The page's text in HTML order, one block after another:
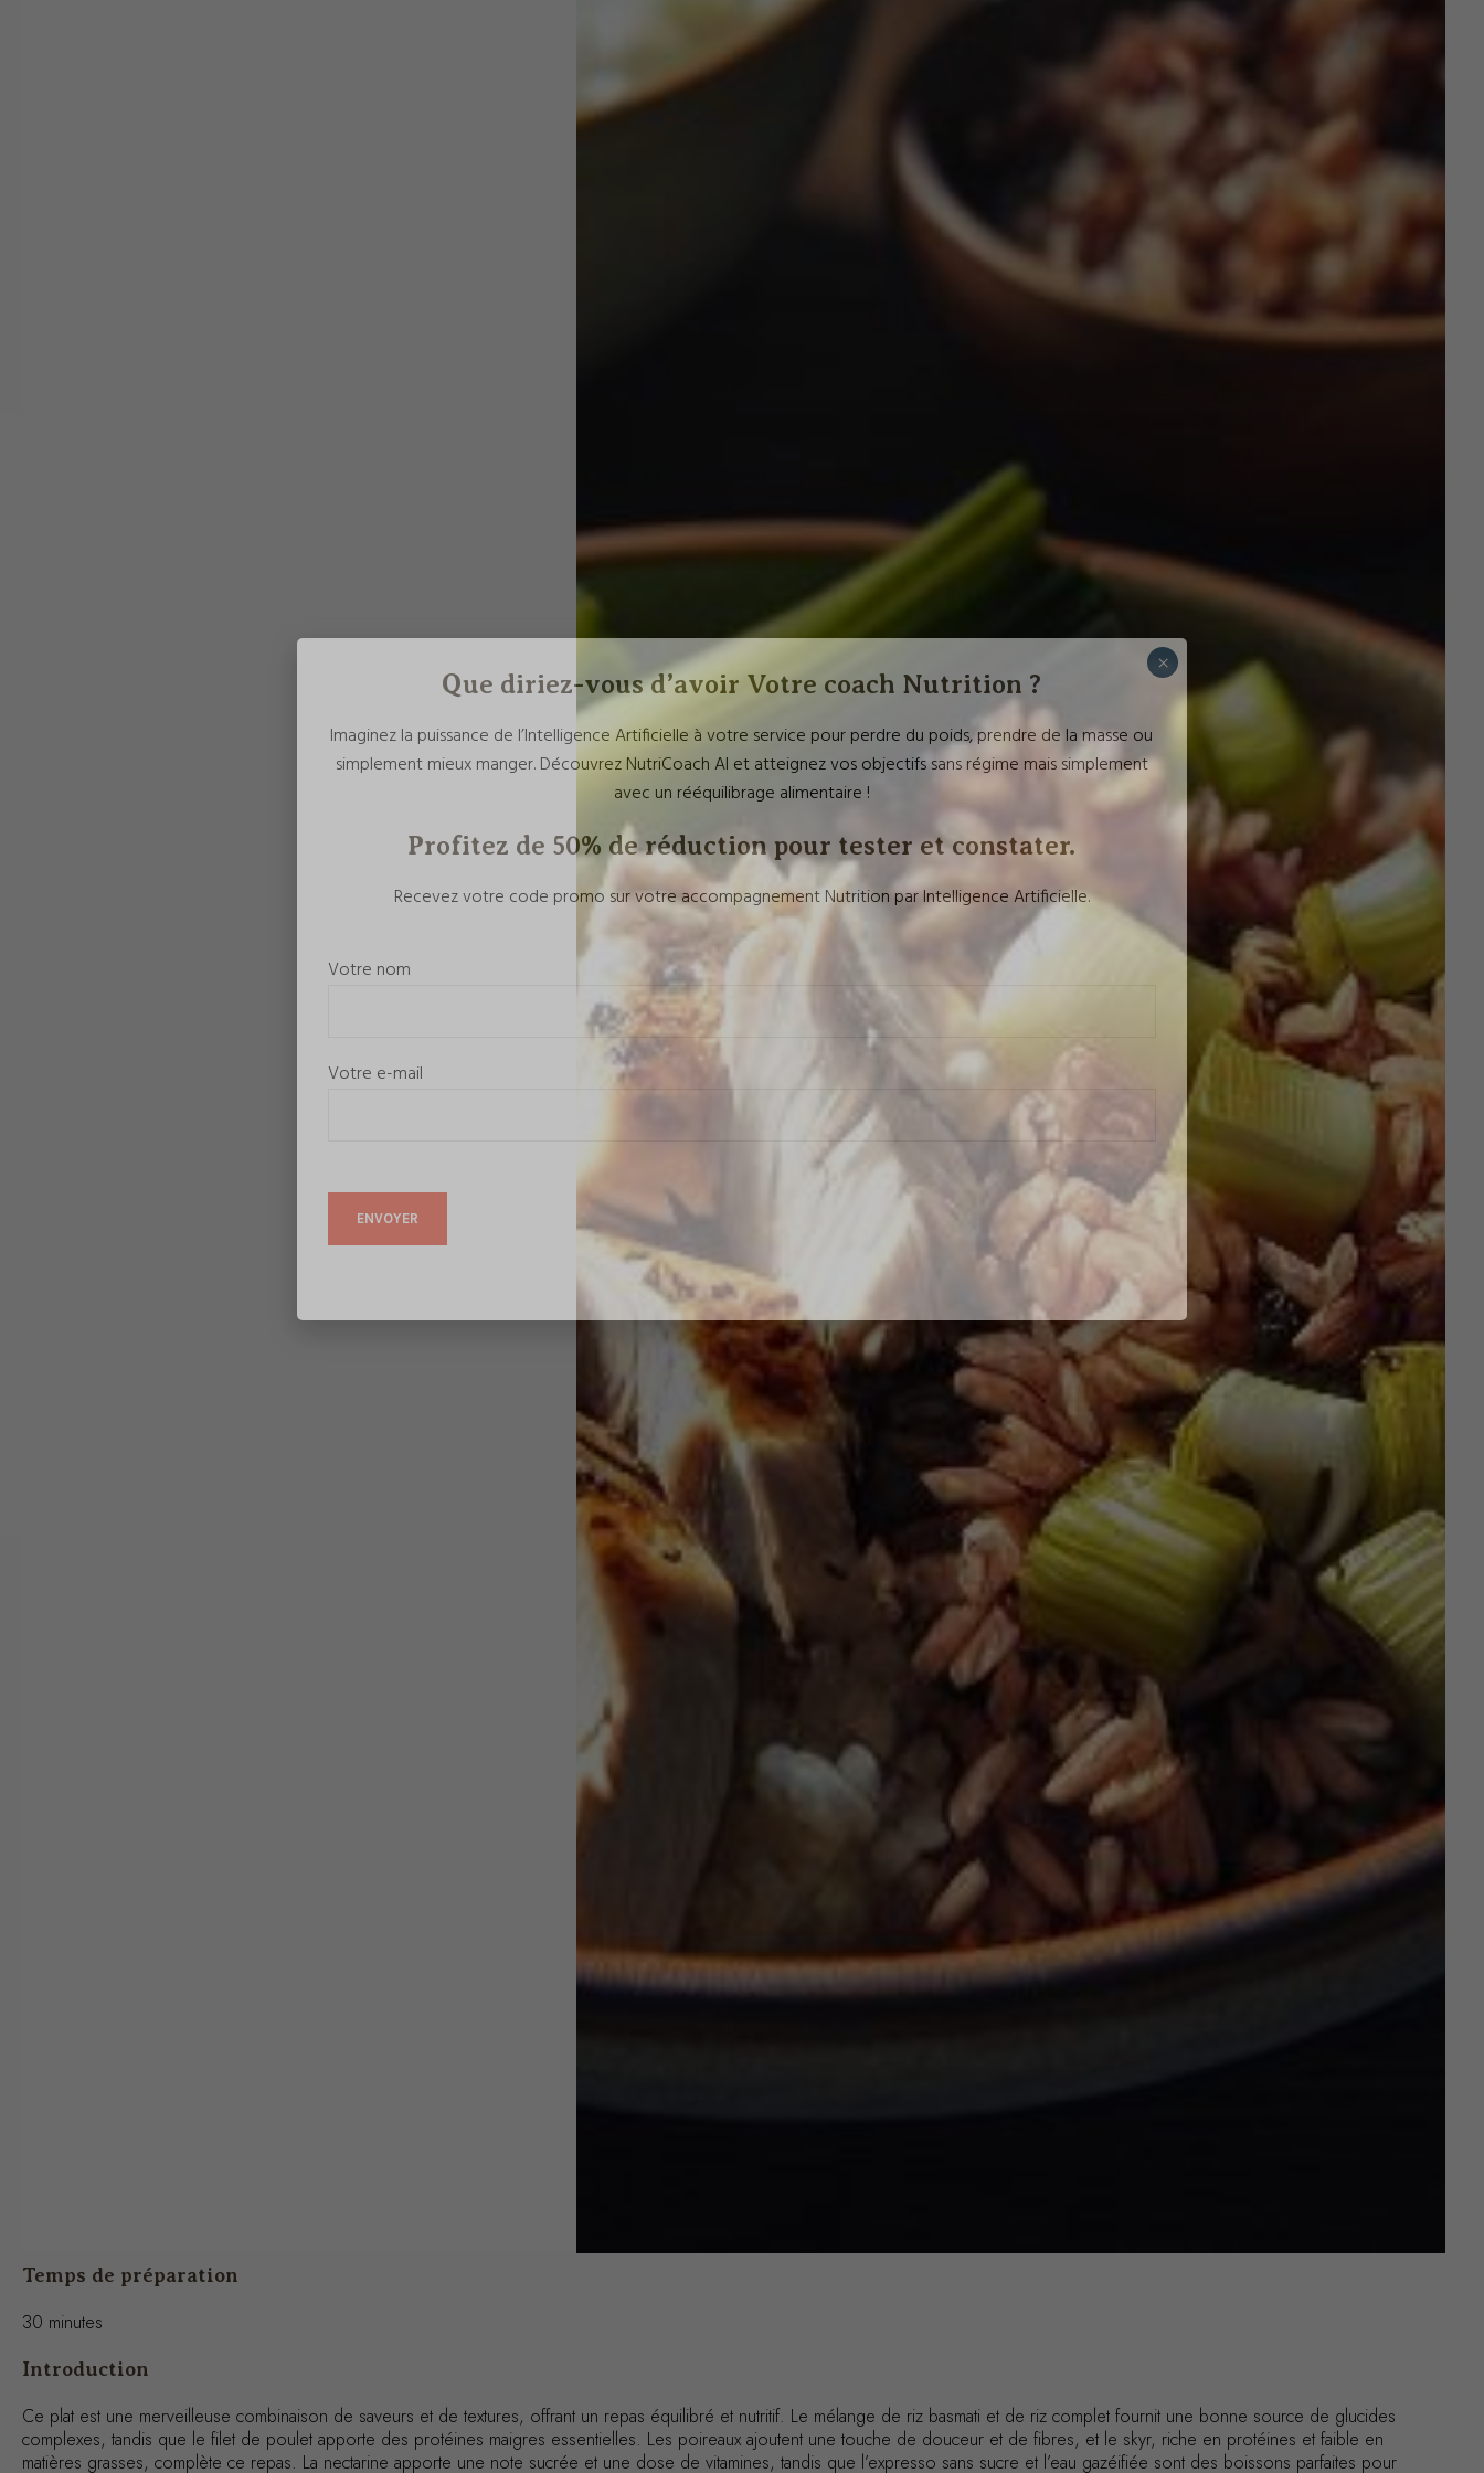
Temps de préparation
30 minutes
Introduction
Ce plat est une merveilleuse combinaison de saveurs et de textures, offrant un repas équilibré et nutritif. Le mélange de riz basmati et de riz complet fournit une bonne source de glucides
complexes, tandis que le filet de poulet apporte des protéines maigres essentielles. Les poireaux ajoutent une touche de douceur et de fibres, et le skyr, riche en protéines et faible en
matières grasses, complète ce repas. La nectarine apporte une note sucrée et une dose de vitamines, tandis que l’expresso sans sucre et l’eau gazéifiée sont des boissons parfaites pour
Que diriez-vous d’avoir Votre coach Nutrition ?
Imaginez la puissance de l’Intelligence Artificielle à votre service pour perdre du poids, prendre de la masse ou
simplement mieux manger. Découvrez NutriCoach AI et atteignez vos objectifs sans régime mais simplement
avec un rééquilibrage alimentaire !
Profitez de 50% de réduction pour tester et constater.
Recevez votre code promo sur votre accompagnement Nutrition par Intelligence Artificielle.
Votre nom
Votre e-mail
×